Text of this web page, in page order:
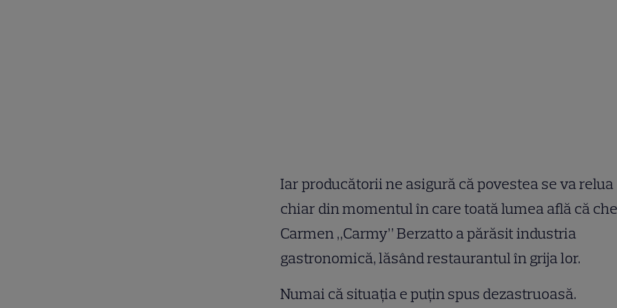
Iar producătorii ne asigură că povestea se va relua
chiar din momentul în care toată lumea află că
Carmen „Carmy” Berzatto a părăsit industria
gastronomică, lăsând restaurantul în grija lor.
Numai că situația e puțin spus dezastruoasă.